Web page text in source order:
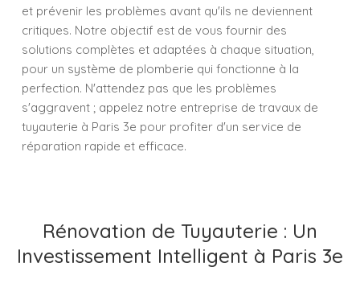
et prévenir les problèmes avant qu'ils ne deviennent
critiques. Notre objectif est de vous fournir des
solutions complètes et adaptées à chaque situation,
pour un système de plomberie qui fonctionne à la
perfection. N'attendez pas que les problèmes
s'aggravent ; appelez notre entreprise de travaux de
tuyauterie à Paris 3e pour profiter d'un service de
réparation rapide et efficace.
Rénovation de Tuyauterie : Un
Investissement Intelligent à Paris 3e